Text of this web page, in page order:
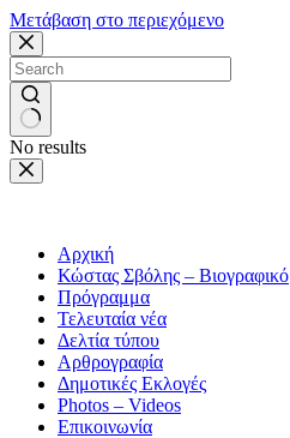
Μετάβαση στο περιεχόμενο
No results
Αρχική
Κώστας Σβόλης – Βιογραφικό
Πρόγραμμα
Τελευταία νέα
Δελτία τύπου
Αρθρογραφία
Δημοτικές Εκλογές
Photos – Videos
Επικοινωνία